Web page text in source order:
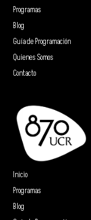
Programas
Blog
Guía de Programación
Quienes Somos
Contacto
Inicio
Programas
Blog